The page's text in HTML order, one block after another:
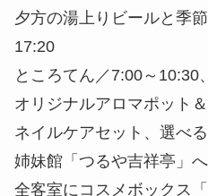
夕方の湯上りビールと季
17:20
ところてん／7:00～10:30
オリジナルアロマポット
ネイルケアセット、選べ
姉妹館「つるや吉祥亭」
全客室にコスメボックス